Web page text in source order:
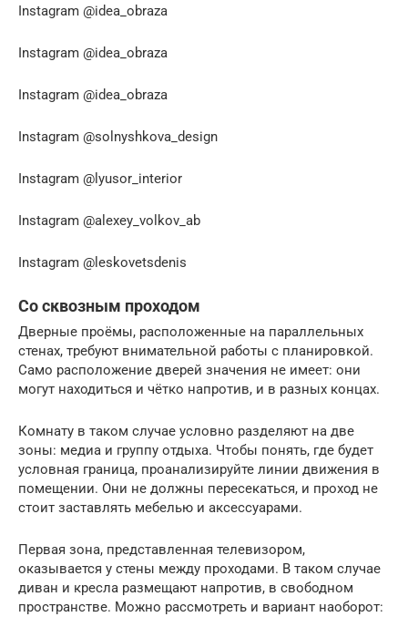
Instagram @idea_obraza
Instagram @idea_obraza
Instagram @idea_obraza
Instagram @solnyshkova_design
Instagram @lyusor_interior
Instagram @alexey_volkov_ab
Instagram @leskovetsdenis
Со сквозным проходом
Дверные проёмы, расположенные на параллельных
стенах, требуют внимательной работы с планировкой.
Само расположение дверей значения не имеет: они
могут находиться и чётко напротив, и в разных концах.
Комнату в таком случае условно разделяют на две
зоны: медиа и группу отдыха. Чтобы понять, где будет
условная граница, проанализируйте линии движения в
помещении. Они не должны пересекаться, и проход не
стоит заставлять мебелью и аксессуарами.
Первая зона, представленная телевизором,
оказывается у стены между проходами. В таком случае
диван и кресла размещают напротив, в свободном
пространстве. Можно рассмотреть и вариант наоборот: